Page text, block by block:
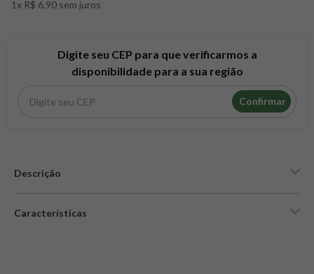
1x R$ 6,90 sem juros
Digite seu CEP para que verificarmos a
disponibilidade para a sua região
Confirmar
Descrição
Características
8º snack proteico mundo verde
creatina mundo verde